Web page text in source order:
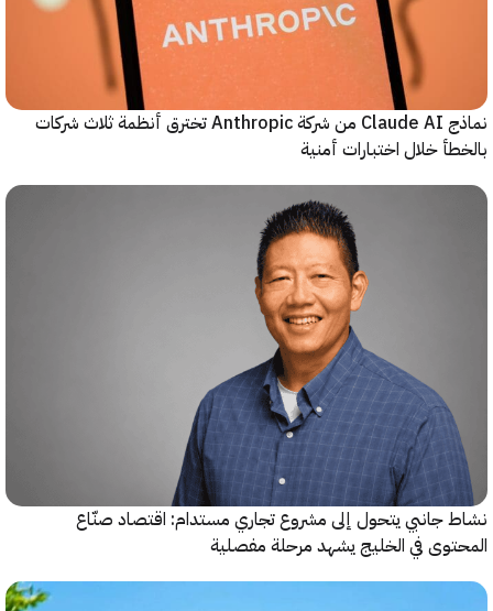
نماذج Claude AI من شركة Anthropic تخترق أنظمة ثلاث شركات
خلال اختبارات أمنية
جانبي يتحول إلى مشروع تجاري مستدام: اقتصاد صنّاع
في الخليج يشهد مرحلة مفصلية